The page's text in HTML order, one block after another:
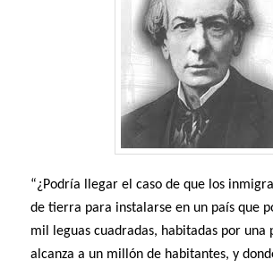
“¿Podría llegar el caso de que los
de tierra para instalarse en un país que
mil leguas cuadradas, habitadas por una
alcanza a un millón de habitantes, y